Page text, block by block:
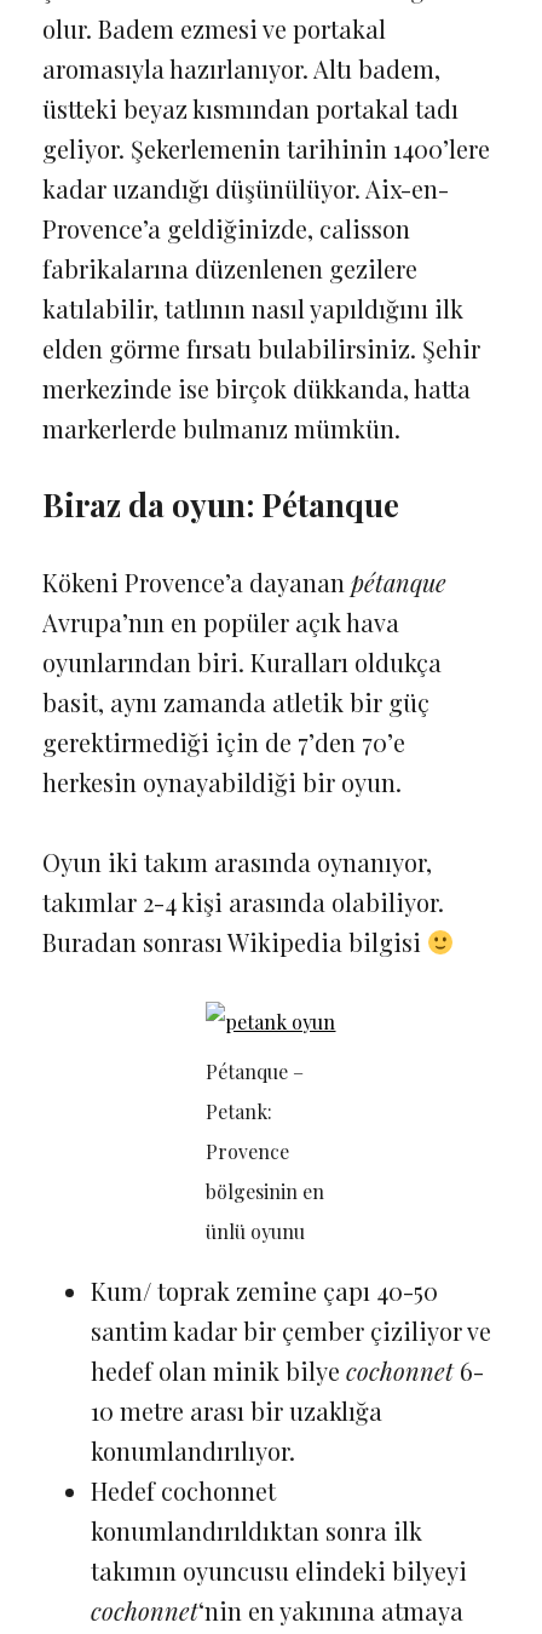
olur. Badem ezmesi ve portakal
aromasıyla hazırlanıyor. Altı badem,
üstteki beyaz kısmından portakal tadı
geliyor. Şekerlemenin tarihinin 1400’lere
kadar uzandığı düşünülüyor. Aix-en-
Provence’a geldiğinizde, calisson
fabrikalarına düzenlenen gezilere
katılabilir, tatlının nasıl yapıldığını ilk
elden görme fırsatı bulabilirsiniz. Şehir
merkezinde ise birçok dükkanda, hatta
markerlerde bulmanız mümkün.
Biraz da oyun: Pétanque
Kökeni Provence’a dayanan pétanque
Avrupa’nın en popüler açık hava
oyunlarından biri. Kuralları oldukça
basit, aynı zamanda atletik bir güç
gerektirmediği için de 7’den 70’e
herkesin oynayabildiği bir oyun.
Oyun iki takım arasında oynanıyor,
takımlar 2-4 kişi arasında olabiliyor.
Buradan sonrası Wikipedia bilgisi
Pétanque –
Petank:
Provence
bölgesinin en
ünlü oyunu
Kum/ toprak zemine çapı 40-50
santim kadar bir çember çiziliyor ve
hedef olan minik bilye cochonnet6-
10 metre arası bir uzaklığa
konumlandırılıyor.
Hedef cochonnet
konumlandırıldıktan sonra ilk
takımın oyuncusu elindeki bilyeyi
cochonnet‘nin en yakınına atmaya